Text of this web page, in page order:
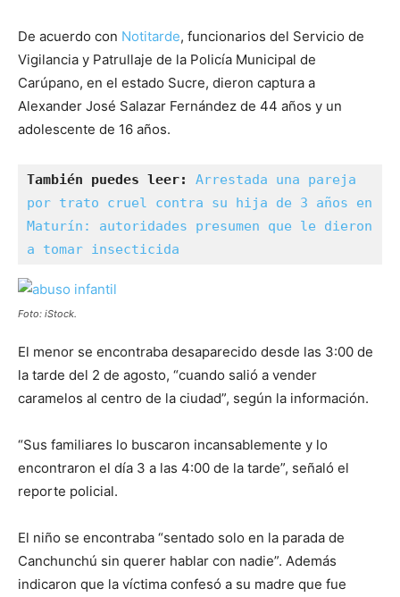
De acuerdo con Notitarde, funcionarios del Servicio de
Vigilancia y Patrullaje de la Policía Municipal de
Carúpano, en el estado Sucre, dieron captura a
Alexander José Salazar Fernández de 44 años y un
adolescente de 16 años.
También puedes leer:
Arrestada una pareja
por trato cruel contra su hija de 3 años en
Maturín: autoridades presumen que le dieron
a tomar insecticida
Foto: iStock.
El menor se encontraba desaparecido desde las 3:00 de
la tarde del 2 de agosto, “cuando salió a vender
caramelos al centro de la ciudad”, según la información.
“Sus familiares lo buscaron incansablemente y lo
encontraron el día 3 a las 4:00 de la tarde”, señaló el
reporte policial.
El niño se encontraba “sentado solo en la parada de
Canchunchú sin querer hablar con nadie”. Además
indicaron que la víctima confesó a su madre que fue